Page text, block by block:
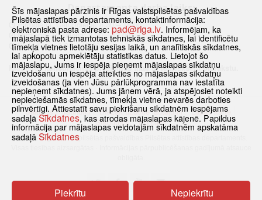
Departamenta darba laiks:
Pirmdiena, Ceturtdiena: 8.30 – 18.00
Otrdiena, Trešdiena: 8.30 – 17.00
Piektdiena: 8.30 – 15.00
Klātienes konsultācijas pieejamas tikai ar iepriekšēju pierakstu.
Sākums Jaunumi Biežāk uzdotie jautājumi
Lapas karte
Sīkdatnes
Kontakti
© 2021 Rīgas valstspilsētas pašvaldības Pilsētas attīstības departaments.
Šīs mājaslapas pārzinis ir Rīgas valstspilsētas pašvaldības
Pilsētas attīstības departaments, kontaktinformācija:
elektroniskā pasta adrese: pad@riga.lv. Informējam, ka
mājaslapā tiek izmantotas tehniskās sīkdatnes, lai identificētu
tīmekļa vietnes lietotāju sesijas laikā, un analītiskās sīkdatnes,
lai apkopotu apmeklētāju statistikas datus. Lietojot šo
mājaslapu, Jums ir iespēja pieņemt mājaslapas sīkdatņu
izveidošanu un iespēja atteikties no mājaslapas sīkdatņu
izveidošanas (ja vien Jūsu pārlūkprogramma nav iestatīta
nepieņemt sīkdatnes). Jums jāņem vērā, ja atspējosiet noteikti
nepieciešamās sīkdatnes, tīmekļa vietne nevarēs darboties
pilnvērtīgi. Attiestatīt savu piekrišanu sīkdatnēm iespējams
sadaļā Sīkdatnes, kas atrodas mājaslapas kājenē. Papildus
informācija par mājaslapas veidotajām sīkdatnēm apskatāma
sadaļā Sīkdatnes
Piekrītu Nepiekrītu